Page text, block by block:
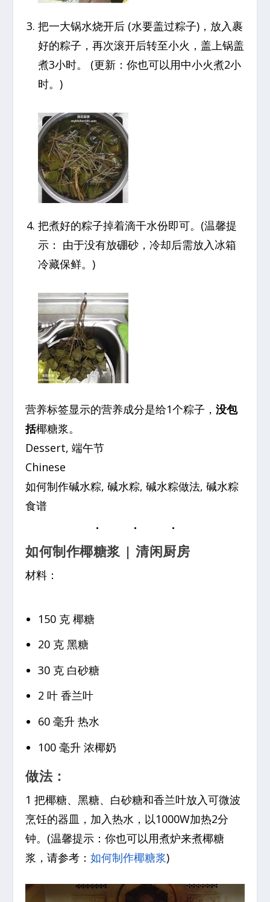
把一大锅水烧开后 (水要盖过粽子)，放入裹
好的粽子，再次滚开后转至小火，盖上锅盖
煮3小时。 (更新：你也可以用中小火煮2小
时。)
把煮好的粽子掉着滴干水份即可。(温馨提
示： 由于没有放硼砂，冷却后需放入冰箱
冷藏保鲜。)
营养标签显示的营养成分是给1个粽子，没包
括椰糖浆。
Dessert, 端午节
Chinese
如何制作碱水粽, 碱水粽, 碱水粽做法, 碱水粽
食谱
如何制作椰糖浆 | 清闲厨房
材料：
150 克 椰糖
20 克 黑糖
30 克 白砂糖
2 叶 香兰叶
60 毫升 热水
100 毫升 浓椰奶
做法：
1 把椰糖、黑糖、白砂糖和香兰叶放入可微波
烹饪的器皿，加入热水，以1000W加热2分
钟。(温馨提示：你也可以用煮炉来煮椰糖
浆，请参考：如何制作椰糖浆)